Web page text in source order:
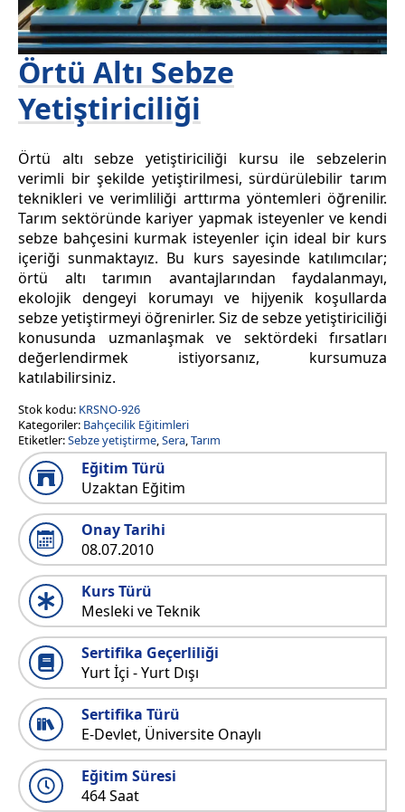
Örtü Altı Sebze
Yetiştiriciliği
Örtü altı sebze yetiştiriciliği kursu ile sebzelerin
verimli bir şekilde yetiştirilmesi, sürdürülebilir tarım
teknikleri ve verimliliği arttırma yöntemleri öğrenilir.
Tarım sektöründe kariyer yapmak isteyenler ve kendi
sebze bahçesini kurmak isteyenler için ideal bir kurs
içeriği sunmaktayız. Bu kurs sayesinde katılımcılar;
örtü altı tarımın avantajlarından faydalanmayı,
ekolojik dengeyi korumayı ve hijyenik koşullarda
sebze yetiştirmeyi öğrenirler. Siz de sebze yetiştiriciliği
konusunda uzmanlaşmak ve sektördeki fırsatları
değerlendirmek istiyorsanız, kursumuza
katılabilirsiniz.
Stok kodu: KRSNO-926
Kategoriler: Bahçecilik Eğitimleri
Etiketler:Sebze yetiştirme,Sera,Tarım
Eğitim Türü
Uzaktan Eğitim
Onay Tarihi
08.07.2010
Kurs Türü
Mesleki ve Teknik
Sertifika Geçerliliği
Yurt İçi - Yurt Dışı
Sertifika Türü
E-Devlet, Üniversite Onaylı
Eğitim Süresi
464 Saat